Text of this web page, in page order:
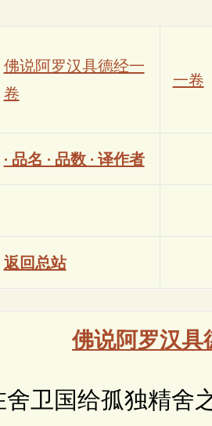
佛说阿罗汉具德经一
卷
一卷
· 品名 · 品数 · 译作者
返回总站
佛说阿罗汉具
国给孤独精舍